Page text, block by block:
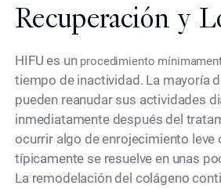
Recuperación y
HIFU es un procedimiento
tiempo de inactividad. La mayoría
pueden reanudar sus actividades
inmediatamente después del
ocurrir algo de enrojecimiento leve
típicamente se resuelve en unas
La remodelación del colágeno